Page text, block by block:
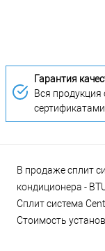
Гарантия
Вся
В продаже сплит
кондиционера -
Сплит система
Стоимость